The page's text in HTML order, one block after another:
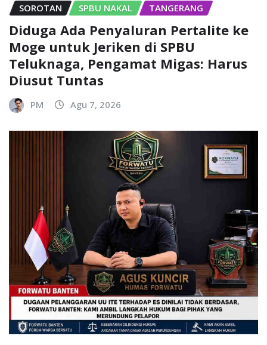
SOROTAN
SPBU NAKAL TANGERANG
Diduga Ada Penyaluran Pertalite ke
Moge untuk Jeriken di SPBU
Teluknaga, Pengamat Migas: Harus
Diusut Tuntas
PM Agu 7, 2026